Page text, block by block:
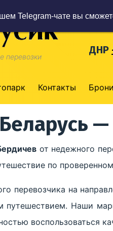
перевозки
ДНР
Контакты
от недежного
по
перевозчика на
путешествием. Наши
воспользоваться
Telegram-чате вы